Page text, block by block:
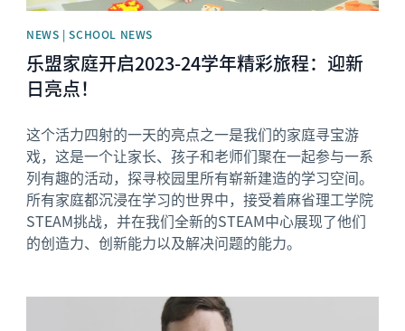
NEWS | SCHOOL NEWS
乐盟家庭开启2023-24学年精彩旅程：迎新
日亮点！
这个活力四射的一天的亮点之一是我们的家庭寻宝游
戏，这是一个让家长、孩子和老师们聚在一起参与一系
列有趣的活动，探寻校园里所有崭新建造的学习空间。
所有家庭都沉浸在学习的世界中，接受着麻省理工学院
STEAM挑战，并在我们全新的STEAM中心展现了他们
的创造力、创新能力以及解决问题的能力。